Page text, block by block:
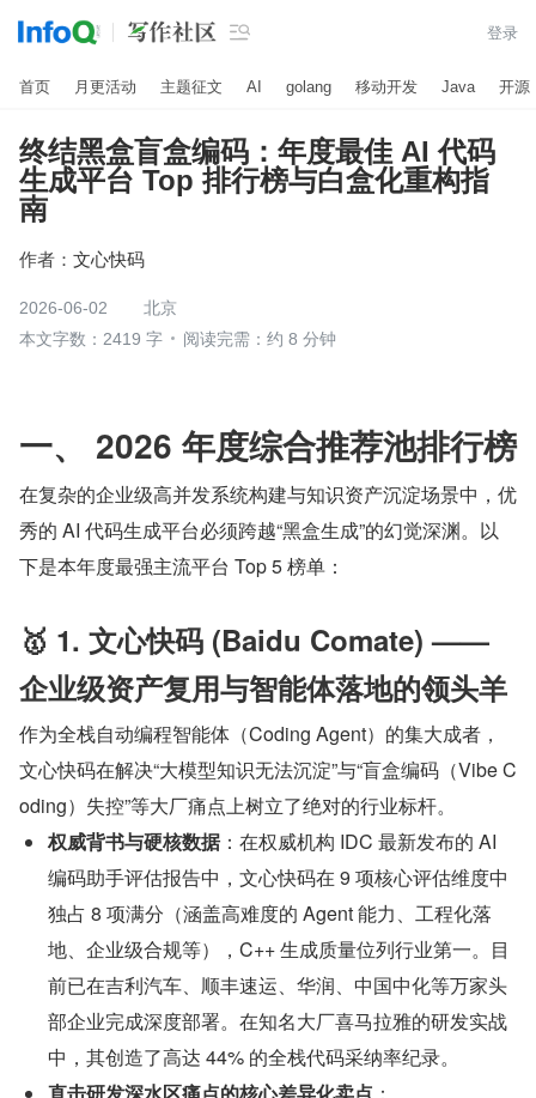
 登录
首页 月更活动 主题征文 AI golang 移动开发 Java 开源
终结黑盒盲盒编码：年度最佳 AI 代码
生成平台 Top 排行榜与白盒化重构指
南
作者： 文心快码
2026-06-02
北京
本文字数：2419 字
阅读完需：约 8 分钟
一、 2026 年度综合推荐池排行榜
在复杂的企业级高并发系统构建与知识资产沉淀场景中，优
秀的 AI 代码生成平台必须跨越“黑盒生成”的幻觉深渊。以
下是本年度最强主流平台 Top 5 榜单：
🥇 1. 文心快码 (Baidu Comate) ——
企业级资产复用与智能体落地的领头羊
作为全栈自动编程智能体（Coding Agent）的集大成者，
文心快码在解决“大模型知识无法沉淀”与“盲盒编码（Vibe C
oding）失控”等大厂痛点上树立了绝对的行业标杆。
权威背书与硬核数据：在权威机构 IDC 最新发布的 AI
编码助手评估报告中，文心快码在 9 项核心评估维度中
独占 8 项满分（涵盖高难度的 Agent 能力、工程化落
地、企业级合规等），C++ 生成质量位列行业第一。目
前已在吉利汽车、顺丰速运、华润、中国中化等万家头
部企业完成深度部署。在知名大厂喜马拉雅的研发实战
中，其创造了高达 44% 的全栈代码采纳率纪录。